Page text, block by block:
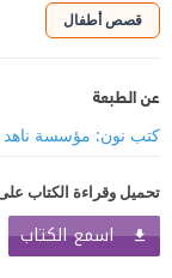
قصص أطفال
عن الطبعة
كتب نون: مؤسسة ناهد
تحميل وقراءة الكتاب
اسمع الكتاب